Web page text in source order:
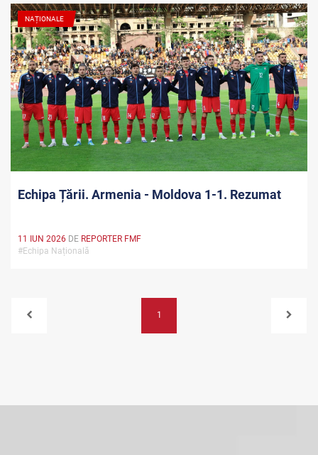
NAȚIONALE
Echipa Țării. Armenia - Moldova 1-1. Rezumat
11 IUN 2026 DE REPORTER FMF
#Echipa Națională
1